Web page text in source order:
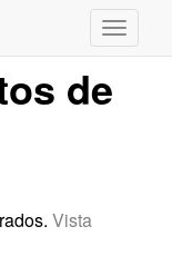
de
Vista